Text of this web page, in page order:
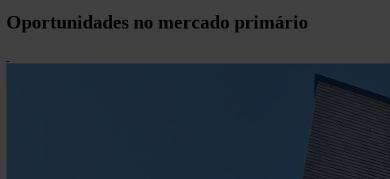
Oportunidades no mercado primário